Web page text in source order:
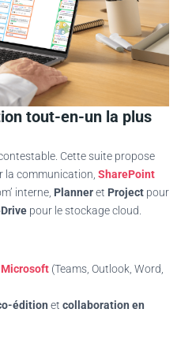
tout-en-un la plus
Cette suite propose
la communication, SharePoint
interne, Planneret Project pour
pour le stockage cloud.
(Teams, Outlook, Word,
édition et collaboration en